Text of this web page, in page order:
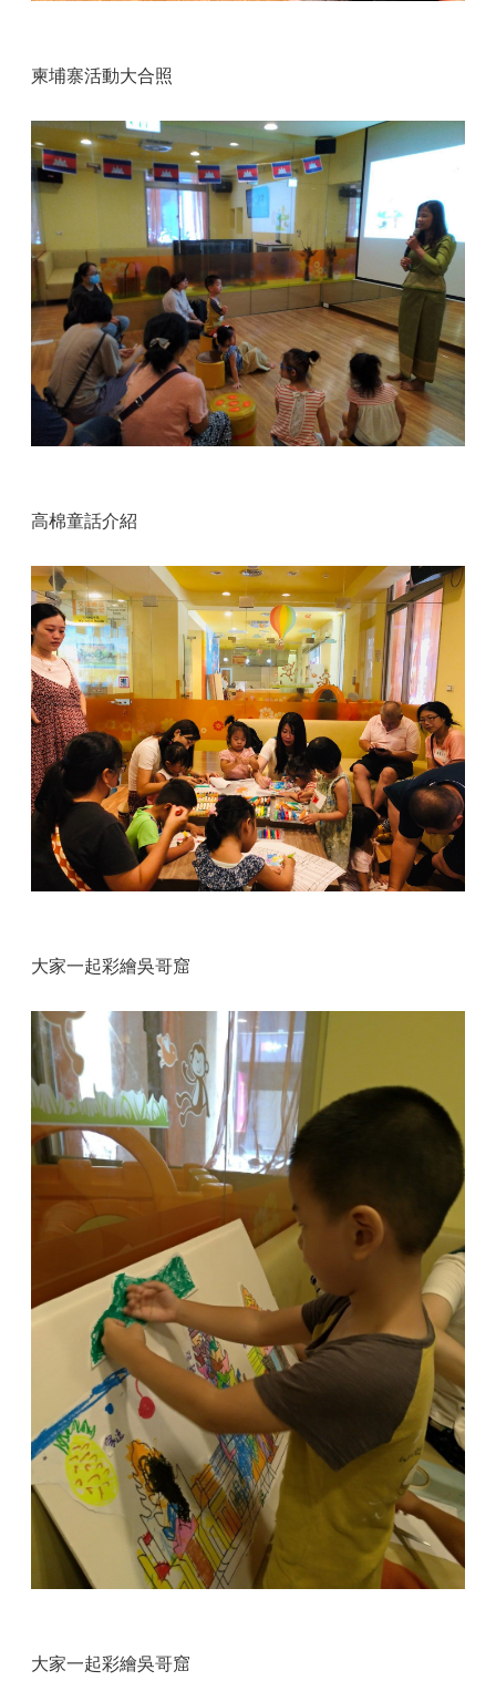
柬埔寨活動大合照
高棉童話介紹
大家一起彩繪吳哥窟
大家一起彩繪吳哥窟